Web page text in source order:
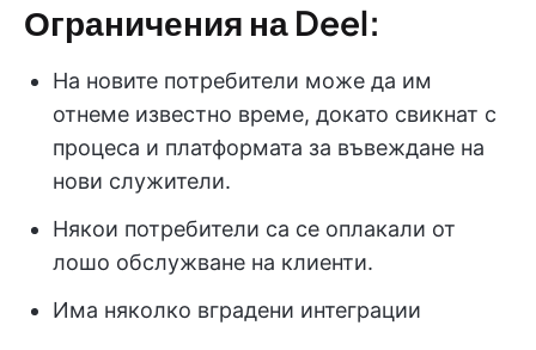
Ограничения на Deel:
На новите потребители може да им
отнеме известно време, докато свикнат с
процеса и платформата за въвеждане на
нови служители.
Някои потребители са се оплакали от
лошо обслужване на клиенти.
Има няколко вградени интеграции